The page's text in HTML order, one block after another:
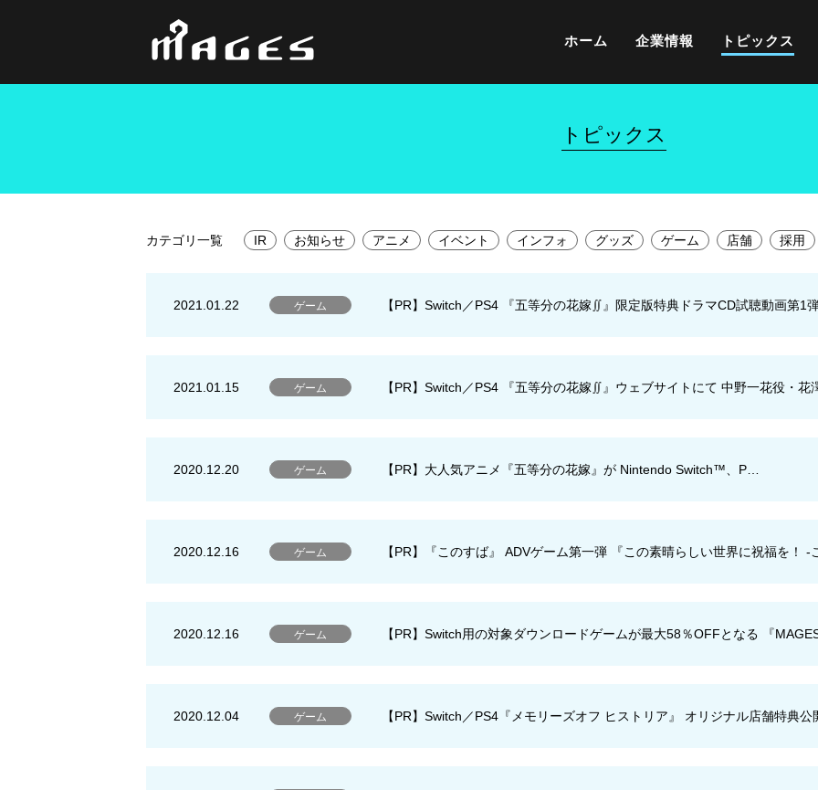
ホーム 企業情報 トピックス
トピックス
カテゴリ一覧 IR お知らせ アニメ イベント インフォ グッズ ゲーム 店舗 採用
2021.01.22 ゲーム 【PR】Switch／PS4 『五等分の花嫁∬』限定版特典ドラマCD試聴動画第1
2021.01.15 ゲーム 【PR】Switch／PS4 『五等分の花嫁∬』ウェブサイトにて 中野一花役・花
2020.12.20 ゲーム 【PR】大人気アニメ『五等分の花嫁』が Nintendo Switch™、P…
2020.12.16 ゲーム 【PR】『このすば』 ADVゲーム第一弾 『この素晴らしい世界に祝福を！ -
2020.12.16 ゲーム 【PR】Switch用の対象ダウンロードゲームが最大58％OFFとなる 『
2020.12.04 ゲーム 【PR】Switch／PS4『メモリーズオフ ヒストリア』 オリジナル店舗特典公